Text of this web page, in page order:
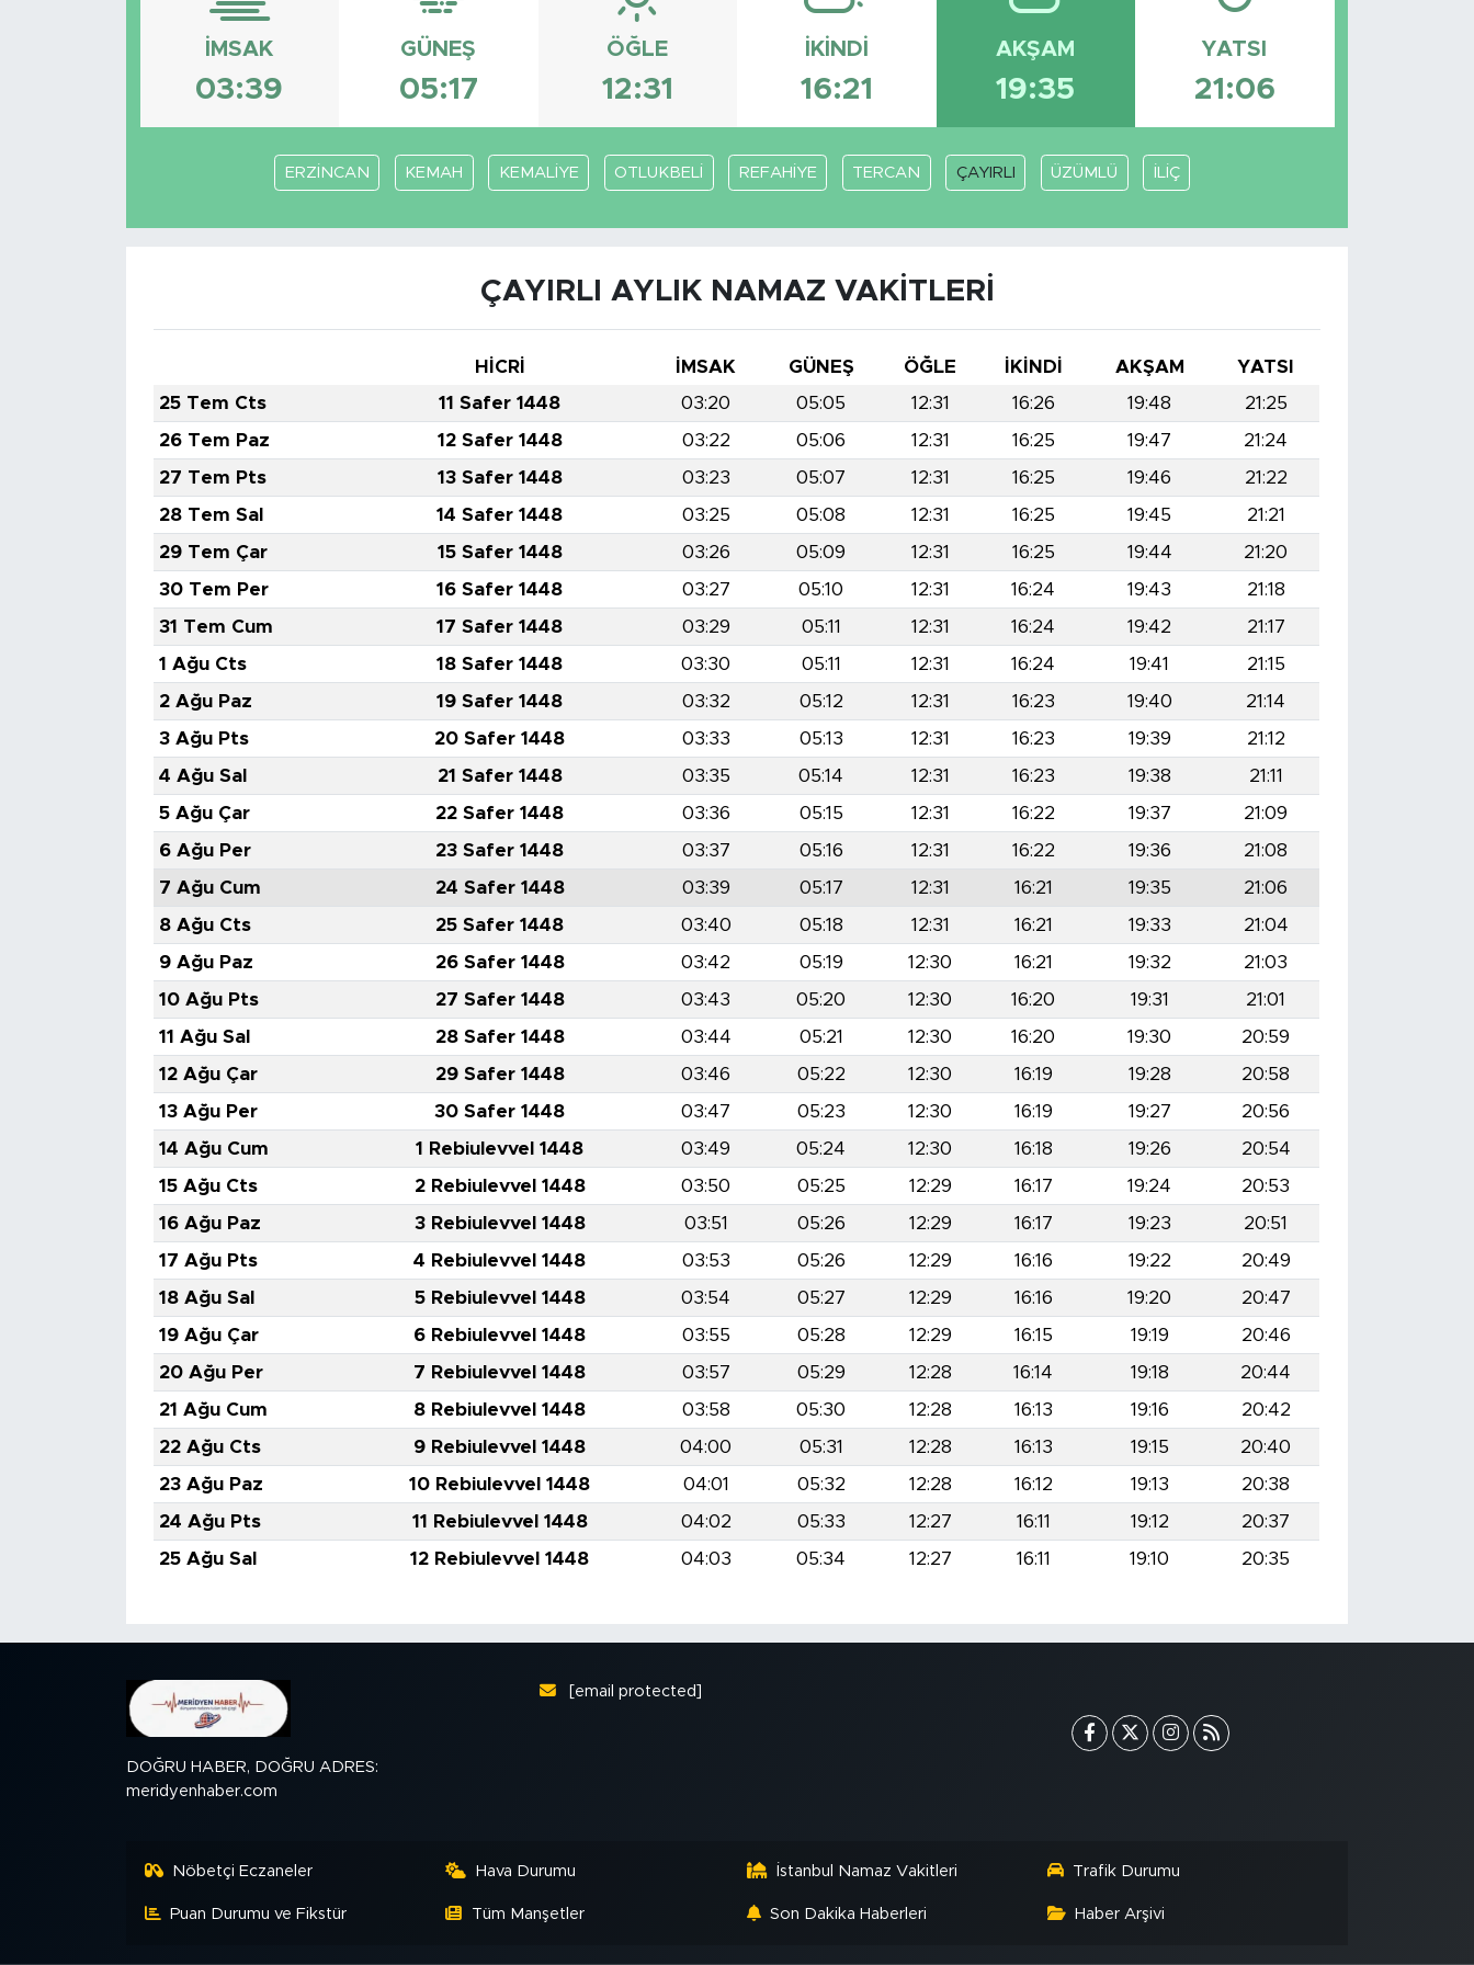
İMSAK
03:39
GÜNEŞ
05:17
ÖĞLE
12:31
İKINDI
16:21
AKŞAM
19:35
YATSI
21:06
ERZİNCAN KEMAH KEMALİYE OTLUKBELİ REFAHİYE TERCAN ÇAYIRLI ÜZÜMLÜ İLİÇ
ÇAYIRLI AYLIK NAMAZ VAKITLERI
HİCRİ İMSAK GÜNEŞ ÖĞLE İKINDI AKŞAM
YATSI
25 Tem Cts
11 Safer 1448 03:20 05:05 12:31 16:26 19:48
21:25
26 Tem Paz
12 Safer 1448 03:22 05:06 12:31 16:25 19:47
21:24
27 Tem Pts
13 Safer 1448 03:23 05:07 12:31 16:25 19:46
21:22
28 Tem Sal
14 Safer 1448 03:25 05:08 12:31 16:25 19:45
21:21
29 Tem Çar
15 Safer 1448 03:26 05:09 12:31 16:25 19:44
21:20
30 Tem Per
16 Safer 1448 03:27 05:10 12:31 16:24 19:43
21:18
31 Tem Cum
17 Safer 1448 03:29 05:11 12:31 16:24 19:42
21:17
1 Ağu Cts
18 Safer 1448 03:30 05:11 12:31 16:24 19:41
21:15
2 Ağu Paz
19 Safer 1448 03:32 05:12 12:31 16:23 19:40
21:14
3 Ağu Pts
20 Safer 1448 03:33 05:13 12:31 16:23 19:39
21:12
4 Ağu Sal
21 Safer 1448 03:35 05:14 12:31 16:23 19:38
21:11
5 Ağu Çar
22 Safer 1448 03:36 05:15 12:31 16:22 19:37
21:09
6 Ağu Per
23 Safer 1448 03:37 05:16 12:31 16:22 19:36
21:08
7 Ağu Cum
24 Safer 1448 03:39 05:17 12:31 16:21 19:35
21:06
8 Ağu Cts
25 Safer 1448 03:40 05:18 12:31 16:21 19:33
21:04
9 Ağu Paz
26 Safer 1448 03:42 05:19 12:30 16:21 19:32
21:03
10 Ağu Pts
27 Safer 1448 03:43 05:20 12:30 16:20 19:31
21:01
11 Ağu Sal
28 Safer 1448 03:44 05:21 12:30 16:20 19:30
20:59
12 Ağu Çar
29 Safer 1448 03:46 05:22 12:30 16:19 19:28
20:58
13 Ağu Per
30 Safer 1448 03:47 05:23 12:30 16:19 19:27
20:56
14 Ağu Cum
1 Rebiulevvel 1448 03:49 05:24 12:30 16:18 19:26
20:54
15 Ağu Cts
2 Rebiulevvel 1448 03:50 05:25 12:29 16:17 19:24
20:53
16 Ağu Paz
3 Rebiulevvel 1448 03:51 05:26 12:29 16:17 19:23
20:51
17 Ağu Pts
4 Rebiulevvel 1448 03:53 05:26 12:29 16:16 19:22
20:49
18 Ağu Sal
5 Rebiulevvel 1448 03:54 05:27 12:29 16:16 19:20
20:47
19 Ağu Çar
6 Rebiulevvel 1448 03:55 05:28 12:29 16:15 19:19
20:46
20 Ağu Per
7 Rebiulevvel 1448 03:57 05:29 12:28 16:14 19:18
20:44
21 Ağu Cum
8 Rebiulevvel 1448 03:58 05:30 12:28 16:13 19:16
20:42
22 Ağu Cts
9 Rebiulevvel 1448 04:00 05:31 12:28 16:13 19:15
20:40
23 Ağu Paz
10 Rebiulevvel 1448 04:01 05:32 12:28 16:12 19:13
20:38
24 Ağu Pts
11 Rebiulevvel 1448 04:02 05:33 12:27 16:11 19:12
20:37
25 Ağu Sal
12 Rebiulevvel 1448 04:03 05:34 12:27 16:11 19:10 20:35
DOĞRU HABER, DOĞRU ADRES:
meridyenhaber.com
[email protected]
Nöbetçi Eczaneler Hava Durumu İstanbul Namaz Vakitleri Trafik Durumu
Puan Durumu ve Fikstür Tüm Manşetler Son Dakika Haberleri Haber Arşivi
BİLİM-TEKNOLOJİ
KÜLTÜR SANAT
TARİHTEN GÜNÜMÜZE
MEDYA KÖŞESİ
FOTO GALERİ
VİDEOLAR
ALINTI YAZARLAR
SOSYAL MEDYA